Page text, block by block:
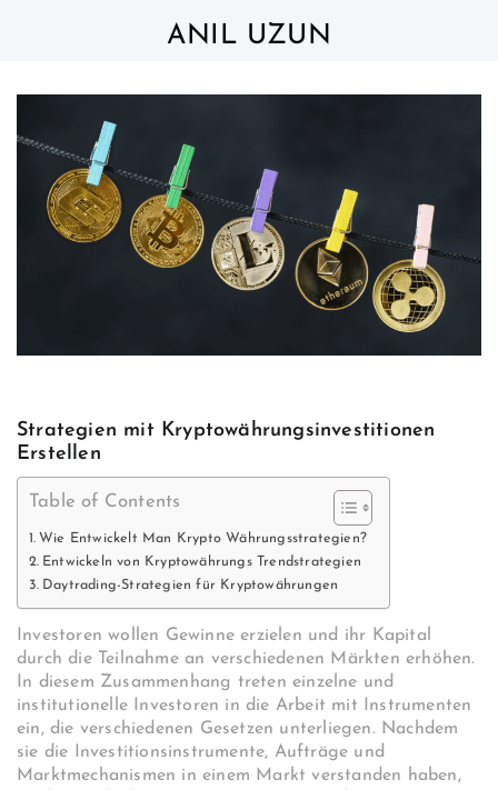
ANIL UZUN
Strategien mit Kryptowährungsinvestitionen
Erstellen
Table of Contents
Wie Entwickelt Man Krypto Währungsstrategien?
Entwickeln von Kryptowährungs Trendstrategien
Daytrading-Strategien für Kryptowährungen
Investoren wollen Gewinne erzielen und ihr Kapital
durch die Teilnahme an verschiedenen Märkten erhöhen.
In diesem Zusammenhang treten einzelne und
institutionelle Investoren in die Arbeit mit Instrumenten
ein, die verschiedenen Gesetzen unterliegen. Nachdem
sie die Investitionsinstrumente, Aufträge und
Marktmechanismen in einem Markt verstanden haben,